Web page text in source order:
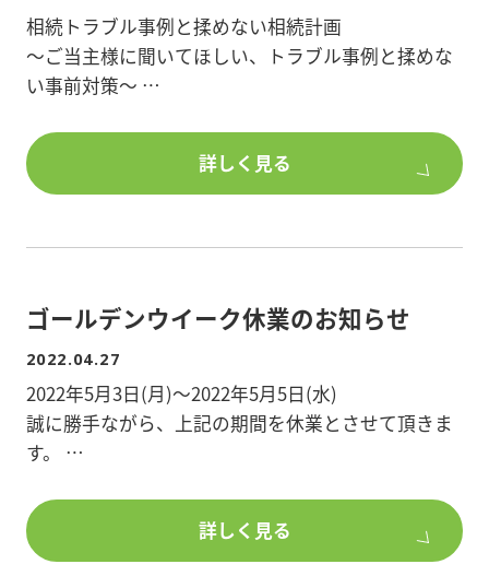
■共用部分には足洗い場を完備
■ワンちゃんが滑りにくいフローリングを採用
■ペットの感電防止対策でコンセントは高い位置に
■館銘板はかわいい犬のデザイン
■クロスは腰見切り付きで、汚れやすい下部のみ貼
見学をご希望の方は問い合わせフォームよりご予約
下さい。
相続トラブル事例と揉めない相続計画
～ご当主様に聞いてほしい、トラブル事例と揉めな
い事前対策～
オンラインでの参加も可能です!
ぜひご参加ください。
埼玉県越谷市蒲生茜町13-2
第一部
最新 相続トラブル事例
～休憩～
第二部
揉めない相続計画の基礎
詳しく見る
ゴールデンウイーク休業のお知らせ
2022.04.27
2022年5月3日(月)～2022年5月5日(水)
誠に勝手ながら、上記の期間を休業とさせて頂きま
す。
期間中のホームページへのお問合せにつきまして
は、5/6(木)以降でのご返答となります。
大変ご迷惑をお掛け致しますが、何卒よろしくお願
詳しく見る